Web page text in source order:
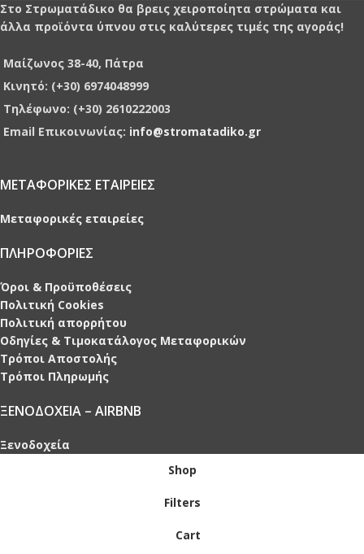
Στο Στρωματάδικο θα βρεις χειροποίητα στρώματα και
άλλα προϊόντα ύπνου στις καλύτερες τιμές της αγοράς!
Μαίζωνος 38-40, Πάτρα
Κινητό: (+30) 6974048999
Τηλέφωνο: (+30) 2610222003
Email Επικοινωνίας: info@stromatadiko.gr
ΜΕΤΑΦΟΡΙΚΕΣ ΕΤΑΙΡΕΙΕΣ
Μεταφορικές εταιρείες
ΠΛΗΡΟΦΟΡΙΕΣ
Όροι & Προϋποθέσεις
Πολιτική Cookies
Πολιτική απορρήτου
Οδηγίες & Τιμοκατάλογος Μεταφορικών
Τρόποι Αποστολής
Τρόποι Πληρωμής
ΞΕΝΟΔΟΧΕΙΑ – AIRBNB
Ξενοδοχεία
Shop
Filters
Cart